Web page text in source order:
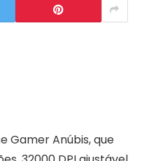
Gamer Anúbis, que